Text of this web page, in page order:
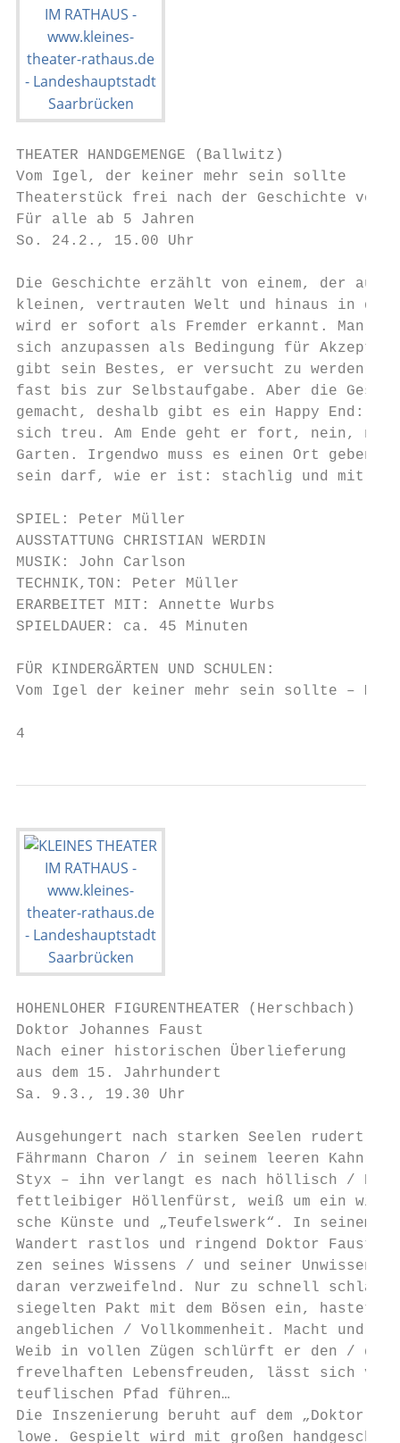
THEATER HANDGEMENGE (Ballwitz)
Vom Igel, der keiner mehr sein sollte
Theaterstück frei nach der Geschichte von
Für alle ab 5 Jahren
So. 24.2., 15.00 Uhr
Die Geschichte erzählt von einem, der
kleinen, vertrauten Welt und hinaus in die
wird er sofort als Fremder erkannt. Man
sich anzupassen als Bedingung für
gibt sein Bestes, er versucht zu werden
fast bis zur Selbstaufgabe. Aber die
gemacht, deshalb gibt es ein Happy End:
sich treu. Am Ende geht er fort, nein,
Garten. Irgendwo muss es einen Ort geben,
sein darf, wie er ist: stachlig und mit
SPIEL: Peter Müller
AUSSTATTUNG CHRISTIAN WERDIN
MUSIK: John Carlson
TECHNIK,TON: Peter Müller
ERARBEITET MIT: Annette Wurbs
SPIELDAUER: ca. 45 Minuten
FÜR KINDERGÄRTEN UND SCHULEN:
Vom Igel der keiner mehr sein sollte –
4
HOHENLOHER FIGURENTHEATER (Herschbach)
Doktor Johannes Faust
Nach einer historischen Überlieferung
aus dem 15. Jahrhundert
Sa. 9.3., 19.30 Uhr
Ausgehungert nach starken Seelen rudert
Fährmann Charon / in seinem leeren Kahn
Styx – ihn verlangt es nach höllisch /
fettleibiger Höllenfürst, weiß um ein
sche Künste und „Teufelswerk“. In seinem
Wandert rastlos und ringend Doktor
zen seines Wissens / und seiner
daran verzweifelnd. Nur zu schnell
siegelten Pakt mit dem Bösen ein, hastet
angeblichen / Vollkommenheit. Macht und
Weib in vollen Zügen schlürft er den /
frevelhaften Lebensfreuden, lässt sich von
teuflischen Pfad führen…
Die Inszenierung beruht auf dem „Doktor
lowe. Gespielt wird mit großen